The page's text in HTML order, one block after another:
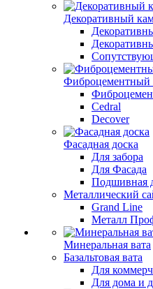
Декоративный
Фиброцементный
Cedral
Decover
Фасадная доска
Для забора
Для Фасада
Подшивная
Металлический
Grand Line
Металл
Минеральная вата
Базальтовая вата
Для
Для дома и